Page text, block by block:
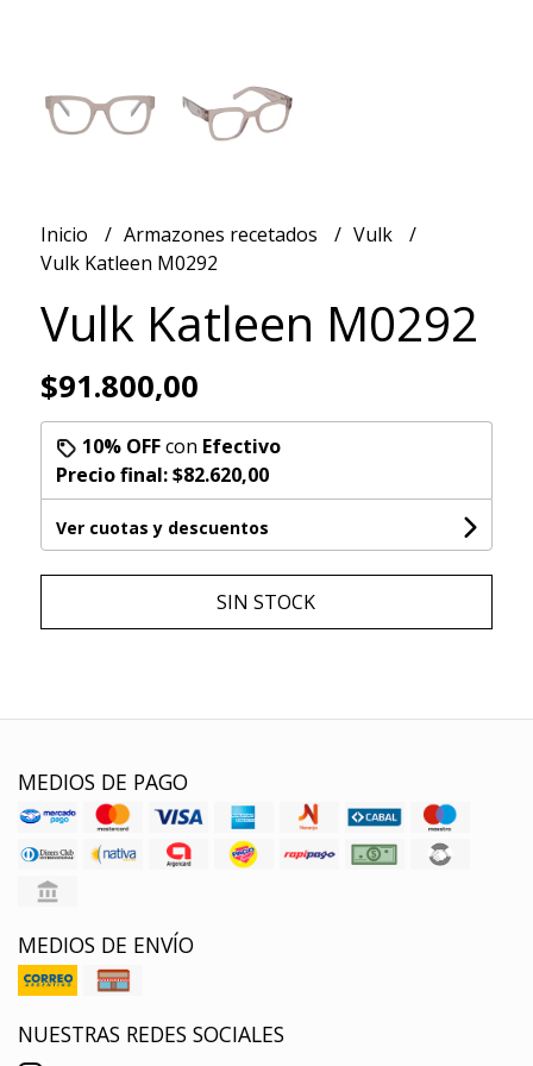
Inicio Armazones recetados
Vulk
Vulk Katleen M0292
Vulk Katleen M0292
$91.800,00
10% OFFcon Efectivo
Precio final:$82.620,00
Ver cuotas y descuentos
SIN STOCK
MEDIOS DE PAGO
MEDIOS DE ENVÍO
NUESTRAS REDES SOCIALES